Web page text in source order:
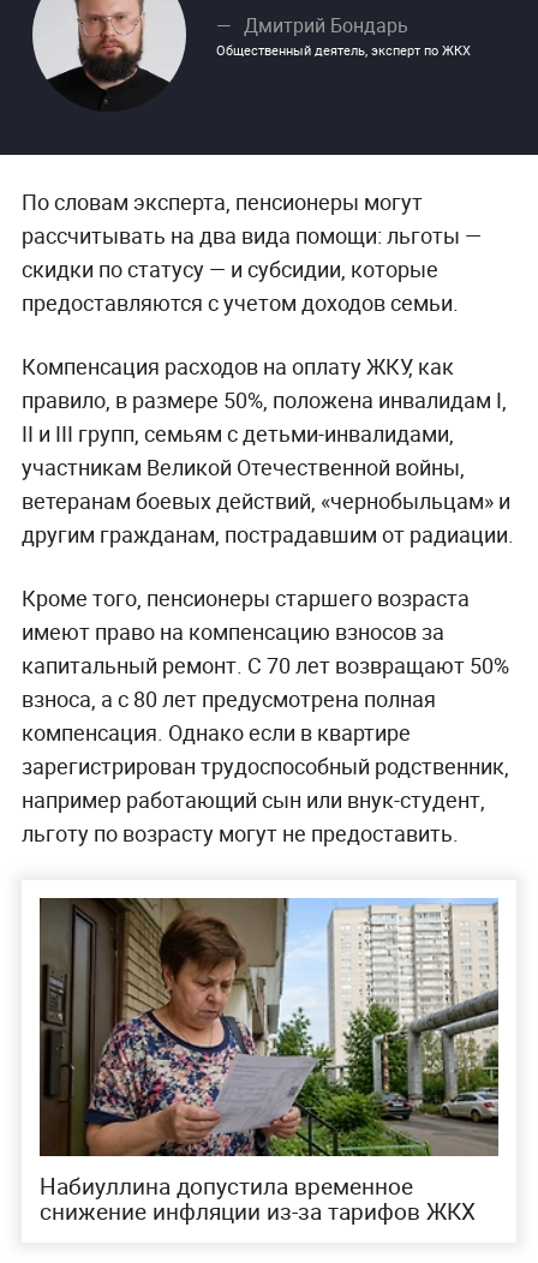
Дмитрий Бондарь
Общественный деятель, эксперт по ЖКХ
По словам эксперта, пенсионеры могут
рассчитывать на два вида помощи: льготы —
скидки по статусу — и субсидии, которые
предоставляются с учетом доходов семьи.
Компенсация расходов на оплату ЖКУ, как
правило, в размере 50%, положена инвалидам I,
II и III групп, семьям с детьми-инвалидами,
участникам Великой Отечественной войны,
ветеранам боевых действий, «чернобыльцам» и
другим гражданам, пострадавшим от радиации.
Кроме того, пенсионеры старшего возраста
имеют право на компенсацию взносов за
капитальный ремонт. С 70 лет возвращают 50%
взноса, а с 80 лет предусмотрена полная
компенсация. Однако если в квартире
зарегистрирован трудоспособный родственник,
например работающий сын или внук-студент,
льготу по возрасту могут не предоставить.
Набиуллина допустила временное
снижение инфляции из-за тарифов ЖКХ